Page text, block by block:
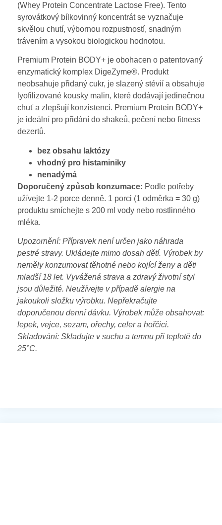
(Whey Protein Concentrate Lactose Free). Tento
syrovátkový bílkovinný koncentrát se vyznačuje
skvělou chutí, výbornou rozpustností, snadným
trávením a vysokou biologickou hodnotou.
Premium Protein BODY+ je obohacen o patentovaný
enzymatický komplex DigeZyme®. Produkt
neobsahuje přidaný cukr, je slazený stévií a obsahuje
lyofilizované kousky malin, které dodávají jedinečnou
chuť a zlepšují konzistenci. Premium Protein BODY+
je ideální pro přidání do shakeů, pečení nebo fitness
dezertů.
bez obsahu laktózy
vhodný pro histaminiky
nenadýmá
Doporučený způsob konzumace: Podle potřeby
užívejte 1-2 porce denně. 1 porci (1 odměrka = 30 g)
produktu smíchejte s 200 ml vody nebo rostlinného
mléka.
Upozornění: Přípravek není určen jako náhrada
pestré stravy. Ukládejte mimo dosah dětí. Výrobek by
neměly konzumovat těhotné nebo kojící ženy a děti
mladší 18 let. Vyvážená strava a zdravý životní styl
jsou důležité. Neužívejte v případě alergie na
jakoukoli složku výrobku. Nepřekračujte
doporučenou denní dávku. Výrobek může obsahovat:
lepek, vejce, sezam, ořechy, celer a hořčici.
Skladování: Skladujte v suchu a temnu při teplotě do
25°C.